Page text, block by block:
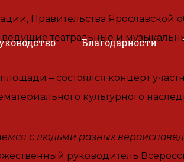
Благодарности
Правительства
театральные и
– состоялся концерт
культурного
с людьми разных
руководитель